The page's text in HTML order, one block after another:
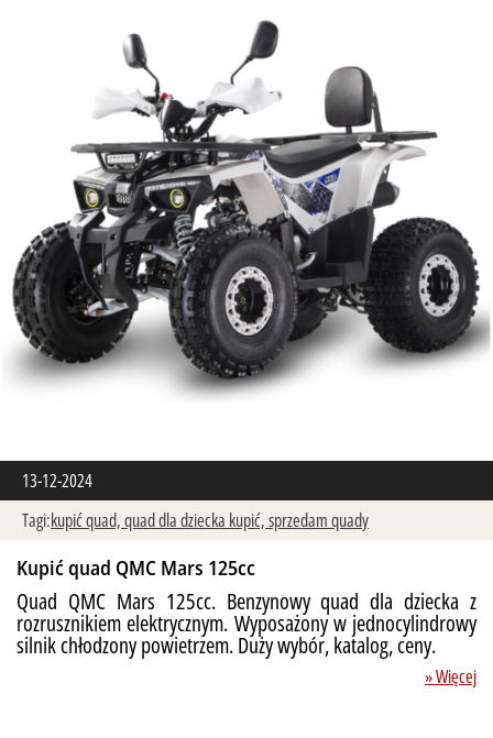
13-12-2024
Tagi:kupić quad,quad dla dziecka kupić,sprzedam quady
Kupić quad QMC Mars 125cc
Quad QMC Mars 125cc. Benzynowy quad dla dziecka z
rozrusznikiem elektrycznym. Wyposażony w jednocylindrowy
silnik chłodzony powietrzem. Duży wybór, katalog, ceny.
» Więcej